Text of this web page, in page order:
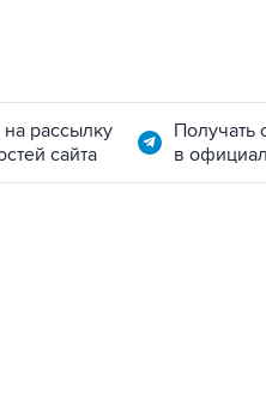
рассылку
сайта
Получать
в